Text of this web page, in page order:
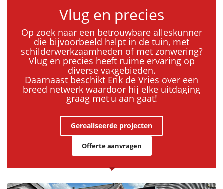
Vlug en precies
Op zoek naar een betrouwbare alleskunner
die bijvoorbeeld helpt in de tuin, met
schilderwerkzaamheden of met zonwering?
Vlug en precies heeft ruime ervaring op
diverse vakgebieden.
Daarnaast beschikt Erik de Vries over een
breed netwerk waardoor hij elke uitdaging
graag met u aan gaat!
Gerealiseerde projecten
Offerte aanvragen